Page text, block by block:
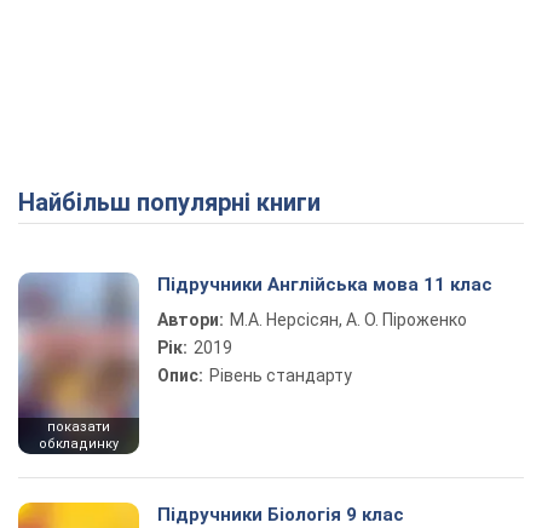
Найбільш популярні книги
показати
обкладинку
Підручники Англійська мова 11 клас
Автори: М.А. Нерсісян, А. О. Піроженко
Рік: 2019
Опис: Рівень стандарту
Підручники Біологія 9 клас